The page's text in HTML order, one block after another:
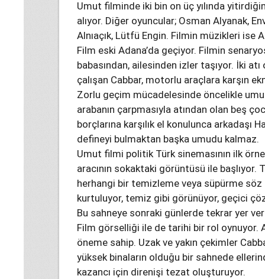
Umut filminde iki bin on üç yılında
alıyor. Diğer oyuncular; Osman Alyanak,
Alnıaçık, Lütfü Engin. Filmin müzikleri ise
Film eski Adana’da geçiyor. Filmin
babasından, ailesinden izler taşıyor. İki
çalışan Cabbar, motorlu araçlara karşın
Zorlu geçim mücadelesinde öncelikle
arabanın çarpmasıyla atından olan beş
borçlarına karşılık el konulunca arkadaşı
defineyi bulmaktan başka umudu kalmaz.
Umut filmi politik Türk sinemasının ilk
aracının sokaktaki görüntüsü ile başlıyor.
herhangi bir temizleme veya süpürme
kurtuluyor, temiz gibi görünüyor, geçici
Bu sahneye sonraki günlerde tekrar yer
Film görselliği ile de tarihi bir rol oynuyor.
öneme sahip. Uzak ve yakın çekimler
yüksek binaların olduğu bir sahnede
kazancı için direnişi tezat oluşturuyor.